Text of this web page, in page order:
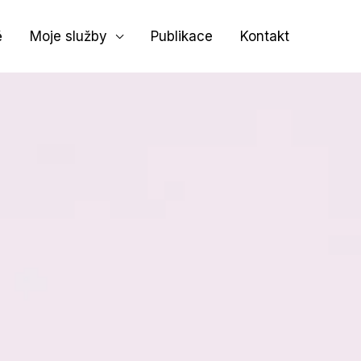
Moje služby Publikace Kontakt